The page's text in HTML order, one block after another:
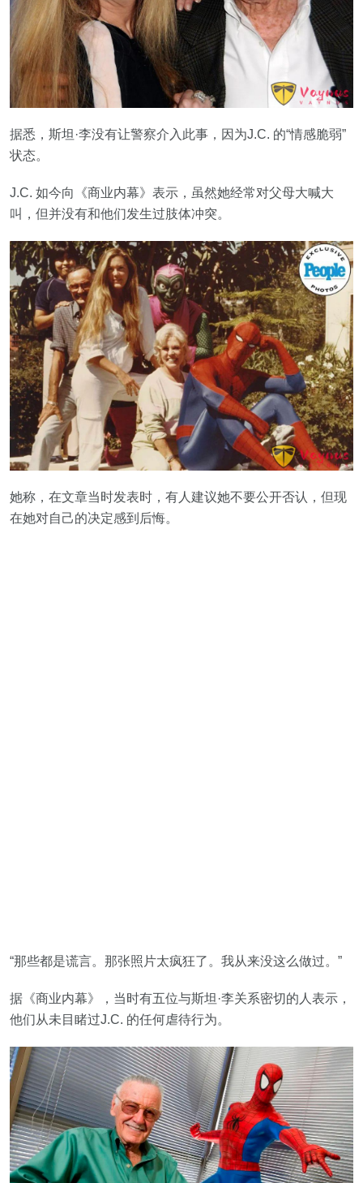
据悉，斯坦·李没有让警察介入此事，因为J.C. 的“情感脆弱”
状态。
J.C. 如今向《商业内幕》表示，虽然她经常对父母大喊大
叫，但并没有和他们发生过肢体冲突。
她称，在文章当时发表时，有人建议她不要公开否认，但现
在她对自己的决定感到后悔。
“那些都是谎言。那张照片太疯狂了。我从来没这么做过。”
据《商业内幕》，当时有五位与斯坦·李关系密切的人表示，
他们从未目睹过J.C. 的任何虐待行为。